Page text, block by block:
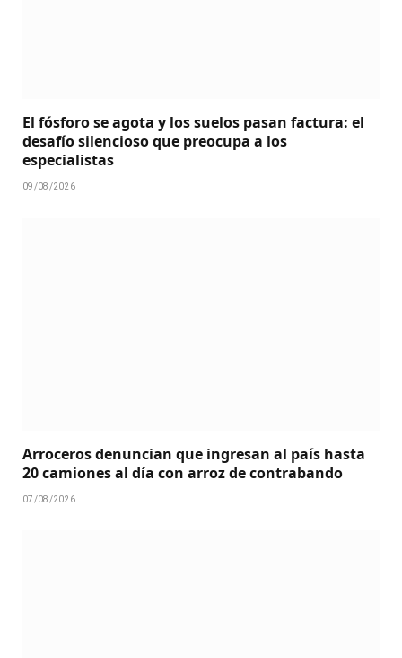
El fósforo se agota y los suelos pasan factura: el
desafío silencioso que preocupa a los
especialistas
09/08/2026
Arroceros denuncian que ingresan al país hasta
20 camiones al día con arroz de contrabando
07/08/2026